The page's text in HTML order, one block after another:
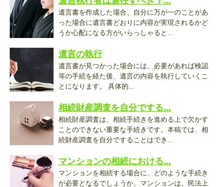
遺言書を作成した場合、自分に万が一のことがあ
った場合に遺言書どおりに内容が実現されるかど
うか心配になる方がいらっしゃると...
遺言の執行
遺言書が見つかった場合には、必要があれば検認
等の手続を経た後、遺言の内容を執行していくこ
とになります。 具体的...
相続財産調査を自分でする...
相続財産調査は、相続手続きを進める上で欠かす
ことのできない重要な手続きです。本稿では、相
続財産調査を自分ですることはでき...
マンションの相続における...
マンションを相続する場合に、どのような手続き
が必要となるでしょうか。マンションは、民法上